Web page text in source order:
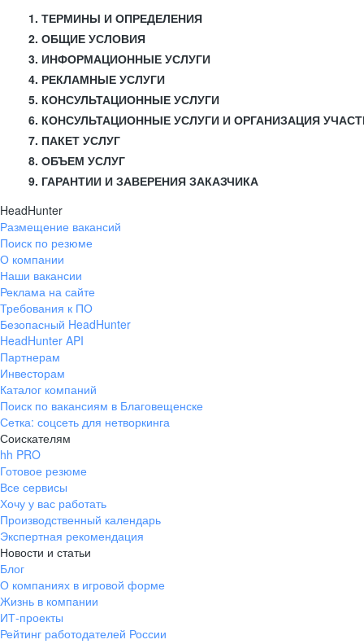
1. ТЕРМИНЫ И ОПРЕДЕЛЕНИЯ
2. ОБЩИЕ УСЛОВИЯ
3. ИНФОРМАЦИОННЫЕ УСЛУГИ
4. РЕКЛАМНЫЕ УСЛУГИ
5. КОНСУЛЬТАЦИОННЫЕ УСЛУГИ
6. КОНСУЛЬТАЦИОННЫЕ УСЛУГИ И ОРГАНИЗАЦИЯ
7. ПАКЕТ УСЛУГ
8. ОБЪЕМ УСЛУГ
9. ГАРАНТИИ И ЗАВЕРЕНИЯ ЗАКАЗЧИКА
HeadHunter
Размещение вакансий
Поиск по резюме
О компании
Наши вакансии
Реклама на сайте
Требования к ПО
Безопасный HeadHunter
HeadHunter API
Партнерам
Инвесторам
Каталог компаний
Поиск по вакансиям в Благовещенске
Сетка: соцсеть для нетворкинга
Соискателям
hh PRO
Готовое резюме
Все сервисы
Хочу у вас работать
Производственный календарь
Экспертная рекомендация
Новости и статьи
Блог
О компаниях в игровой форме
Жизнь в компании
ИТ-проекты
Рейтинг работодателей России